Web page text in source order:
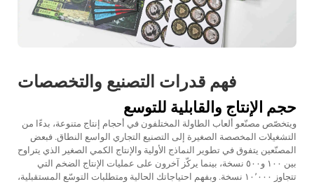
فهم قدرات التصنيع والتخصصات
حجم الإنتاج والقابلية للتوسع
ويتخصّص مصنّعو ألعاب الطاولة المختلفون في أحجام إنتاج متنوعة، بدءًا من
التشغيلات المخصصة الصغيرة إلى التصنيع التجاري الواسع النطاق. فبعض
المصنّعين يتفوق في تطوير النماذج الأولية والإنتاج الكمي الصغير الذي يتراوح
بين ١٠٠ و٥٠٠ نسخة، بينما يركّز آخرون على عمليات الإنتاج الضخم التي
تتجاوز ١٠٬٠٠٠ نسخة. وبفهم احتياجاتك الحالية ومتطلبات التوسّع المستقبلية،